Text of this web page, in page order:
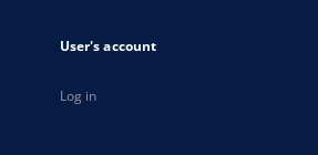
User's account
Log in